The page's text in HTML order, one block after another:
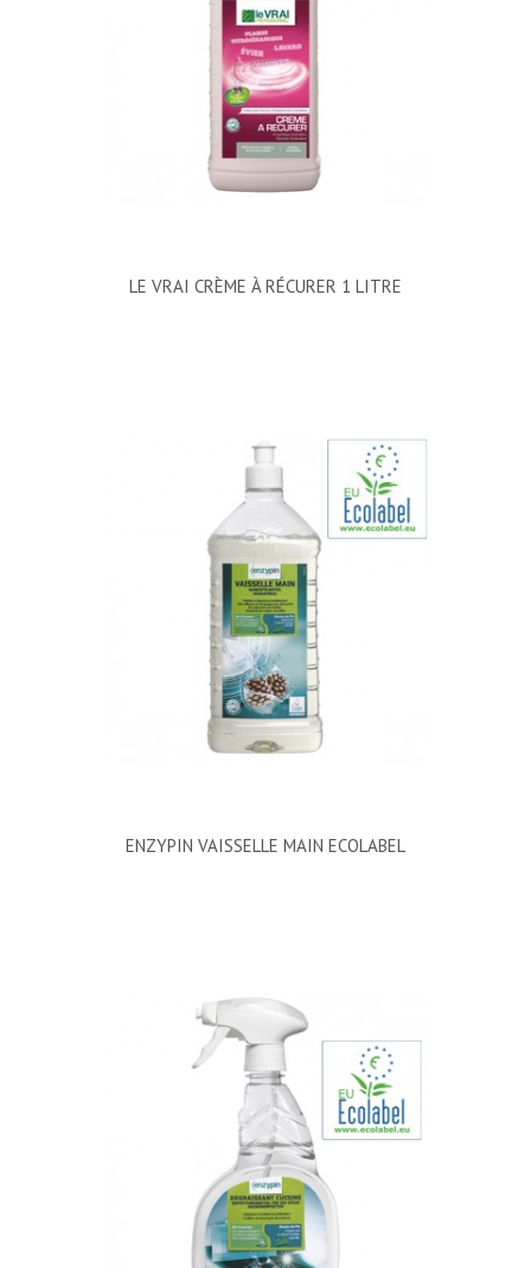
LE VRAI CRÈME À RÉCURER 1 LITRE
ENZYPIN VAISSELLE MAIN ECOLABEL